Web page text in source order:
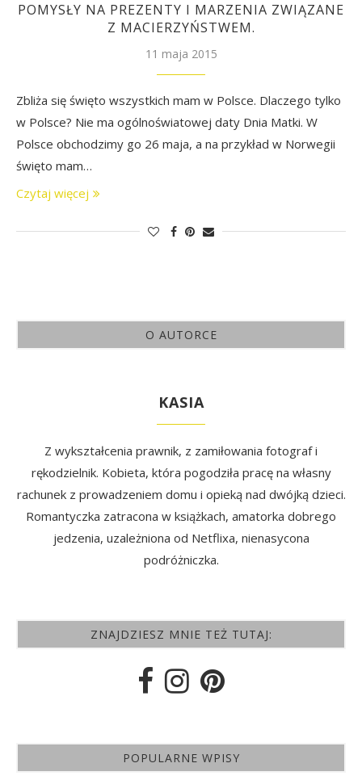
POMYSŁY NA PREZENTY I MARZENIA ZWIĄZANE
Z MACIERZYŃSTWEM.
11 maja 2015
Zbliża się święto wszystkich mam w Polsce. Dlaczego tylko
w Polsce? Nie ma ogólnoświatowej daty Dnia Matki. W
Polsce obchodzimy go 26 maja, a na przykład w Norwegii
święto mam…
Czytaj więcej
O AUTORCE
KASIA
Z wykształcenia prawnik, z zamiłowania fotograf i
rękodzielnik. Kobieta, która pogodziła pracę na własny
rachunek z prowadzeniem domu i opieką nad dwójką dzieci.
Romantyczka zatracona w książkach, amatorka dobrego
jedzenia, uzależniona od Netflixa, nienasycona
podróżniczka.
ZNAJDZIESZ MNIE TEŻ TUTAJ:
POPULARNE WPISY